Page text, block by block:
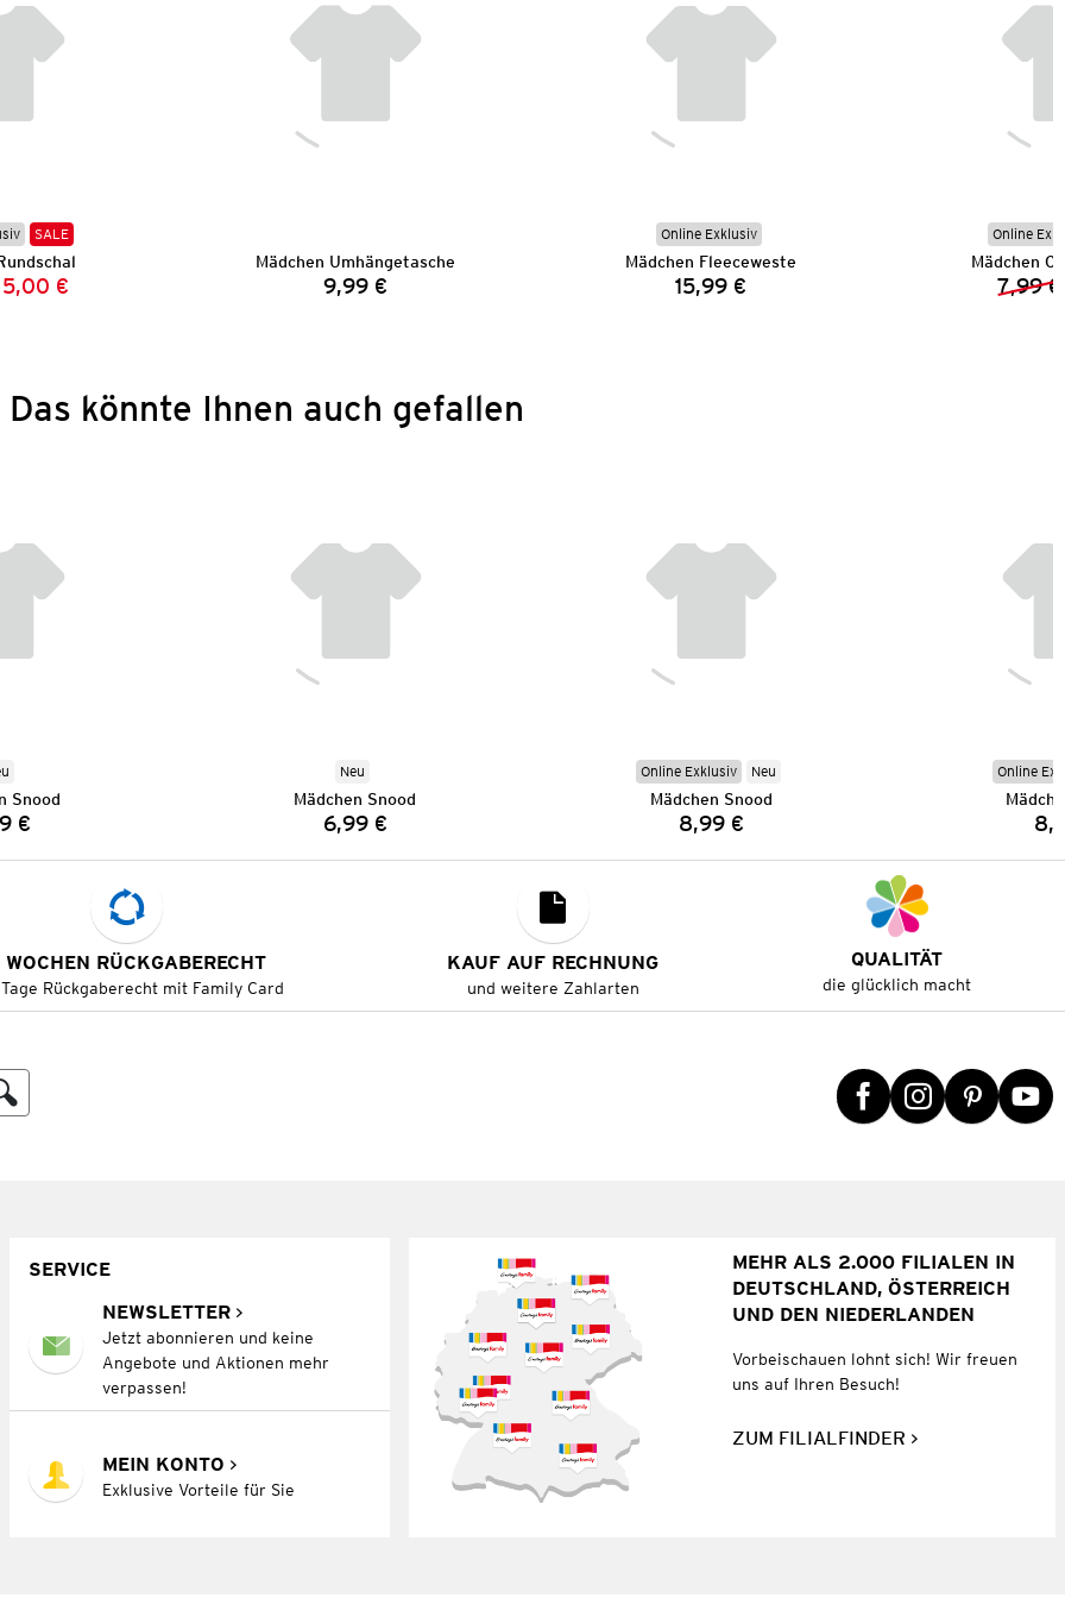
SALE
Preis:
Preis:
5,00 €
Mädchen Umhängetasche
Preis:
9,99 €
Online Exklusiv
Mädchen Fleeceweste
Preis:
15,99 €
Online
Mädchen
7,99 €
Das könnte Ihnen auch gefallen
Snood
€
Neu
Mädchen Snood
Preis:
6,99 €
Online Exklusiv Neu
Mädchen Snood
Preis:
8,99 €
Online
RÜCKGABERECHT
Rückgaberecht mit Family Card
KAUF AUF RECHNUNG
und weitere Zahlarten
QUALITÄT
die glücklich macht
SERVICE
NEWSLETTER
Jetzt abonnieren und keine
Angebote und Aktionen mehr
verpassen!
MEIN KONTO
Exklusive Vorteile für Sie
MEHR ALS 2.000 FILIALEN IN
DEUTSCHLAND, ÖSTERREICH
UND DEN NIEDERLANDEN
Vorbeischauen lohnt sich! Wir freuen
uns auf Ihren Besuch!
ZUM FILIALFINDER